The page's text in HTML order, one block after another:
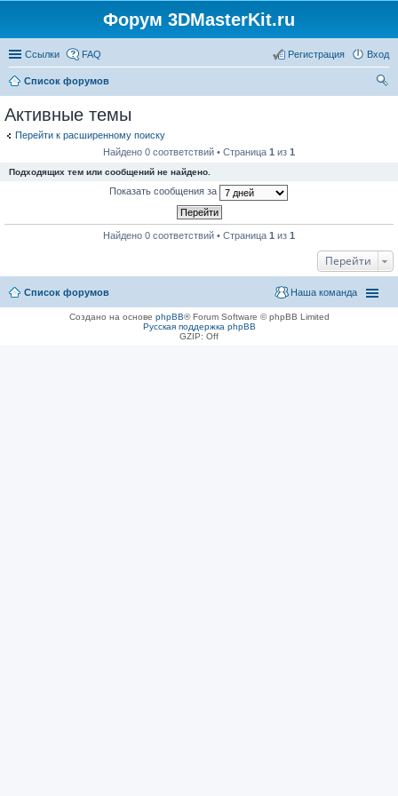
Форум 3DMasterKit.ru
Ссылки FAQ Вход
Регистрация
Список форумов
Активные темы
Перейти к расширенному поиску
Найдено 0 соответствий • Страница 1 из 1
Подходящих тем или сообщений не найдено.
Показать сообщения за
Найдено 0 соответствий • Страница 1 из 1
Перейти
Список форумов Наша команда
Создано на основе phpBB® Forum Software © phpBB Limited
Русская поддержка phpBB
GZIP: Off